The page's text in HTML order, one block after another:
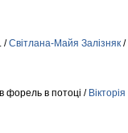
/Свiтлана-Майя Залiзняк /
форель в потоці /